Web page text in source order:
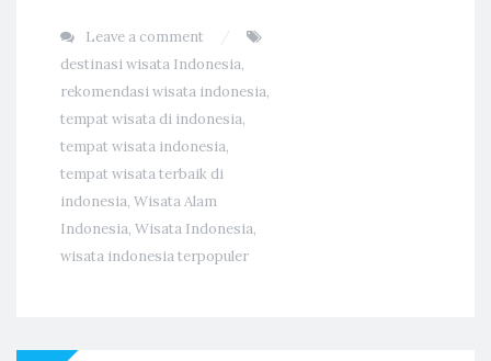
Leave a comment
destinasi wisata Indonesia,
rekomendasi wisata indonesia,
tempat wisata di indonesia,
tempat wisata indonesia,
tempat wisata terbaik di
indonesia, Wisata Alam
Indonesia, Wisata Indonesia,
wisata indonesia terpopuler